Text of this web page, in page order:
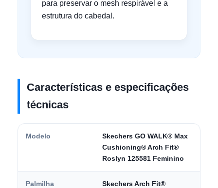
para preservar o mesh respirável e a
estrutura do cabedal.
Características e especificações
técnicas
Modelo
Skechers GO WALK® Max
Cushioning® Arch Fit®
Roslyn 125581 Feminino
Palmilha
Skechers Arch Fit®